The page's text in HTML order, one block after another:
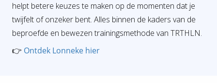
helpt betere keuzes te maken op de momenten dat je
twijfelt of onzeker bent. Alles binnen de kaders van de
beproefde en bewezen trainingsmethode van TRTHLN.
👉 Ontdek Lonneke hier